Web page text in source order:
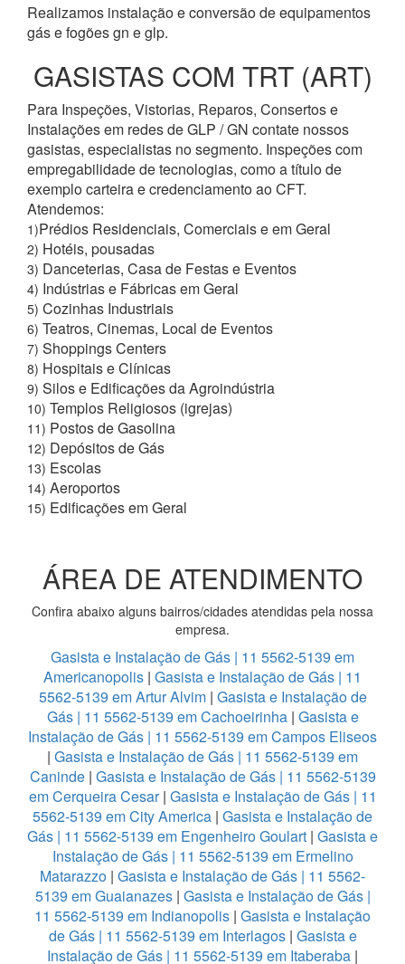
Realizamos instalação e conversão de equipamentos
gás e fogões gn e glp.
GASISTAS COM TRT (ART)
Para Inspeções, Vistorias, Reparos, Consertos e
Instalações em redes de GLP / GN contate nossos
gasistas, especialistas no segmento. Inspeções com
empregabilidade de tecnologias, como a título de
exemplo carteira e credenciamento ao CFT.
Atendemos:
1)Prédios Residenciais, Comerciais e em Geral
2) Hotéis, pousadas
3) Danceterias, Casa de Festas e Eventos
4) Indústrias e Fábricas em Geral
5) Cozinhas Industriais
6) Teatros, Cinemas, Local de Eventos
7) Shoppings Centers
8) Hospitais e Clínicas
9) Silos e Edificações da Agroindústria
10) Templos Religiosos (igrejas)
11) Postos de Gasolina
12) Depósitos de Gás
13) Escolas
14) Aeroportos
15) Edificações em Geral
ÁREA DE ATENDIMENTO
Confira abaixo alguns bairros/cidades atendidas pela nossa
empresa.
Gasista e Instalação de Gás | 11 5562-5139 em
Americanopolis | Gasista e Instalação de Gás | 11
5562-5139 em Artur Alvim | Gasista e Instalação de
Gás | 11 5562-5139 em Cachoeirinha| Gasista e
Instalação de Gás | 11 5562-5139 em Campos Eliseos
| Gasista e Instalação de Gás | 11 5562-5139 em
Caninde| Gasista e Instalação de Gás | 11 5562-5139
em Cerqueira Cesar| Gasista e Instalação de Gás | 11
5562-5139 em City America | Gasista e Instalação de
Gás | 11 5562-5139 em Engenheiro Goulart | Gasista e
Instalação de Gás | 11 5562-5139 em Ermelino
Matarazzo | Gasista e Instalação de Gás | 11 5562-
5139 em Guaianazes| Gasista e Instalação de Gás |
11 5562-5139 em Indianopolis | Gasista e Instalação
de Gás | 11 5562-5139 em Interlagos| Gasista e
Instalação de Gás | 11 5562-5139 em Itaberaba |